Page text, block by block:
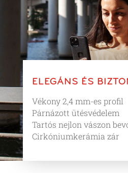
ELEGÁNS ÉS
Vékony 2,4 mm-es profil
Párnázott ütésvédelem
Tartós nejlon vászon
Cirkóniumkerámia zár